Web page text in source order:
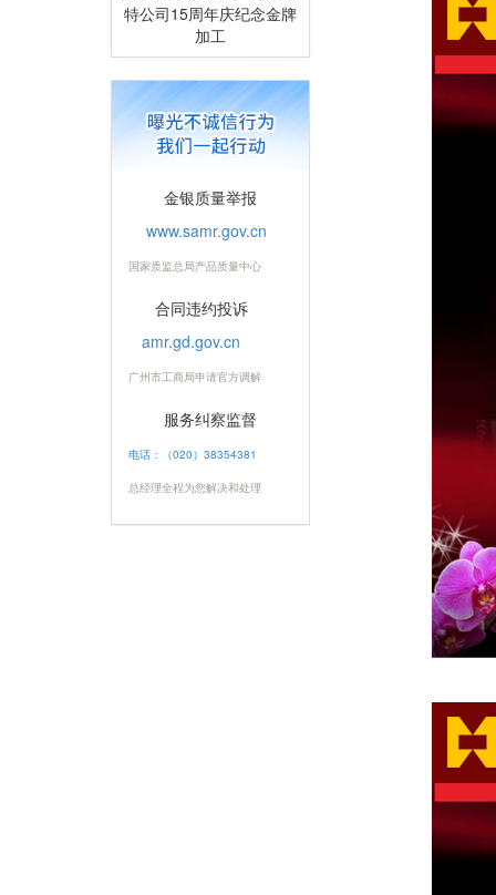
特公司15周年庆纪念金牌
加工
金银质量举报
www.samr.gov.cn
国家质监总局产品质量中心
合同违约投诉
amr.gd.gov.cn
广州市工商局申请官方调解
服务纠察监督
电话：（020）38354381
总经理全程为您解决和处理